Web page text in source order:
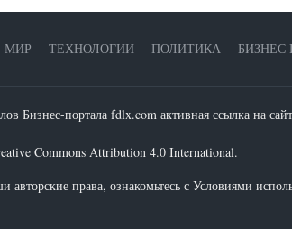
МИР ТЕХНОЛОГИИ ПОЛИТИКА БИЗНЕС
Бизнес-портала fdlx.com активная ссылка на
Commons Attribution 4.0 International.
права, ознакомьтесь с Условиями